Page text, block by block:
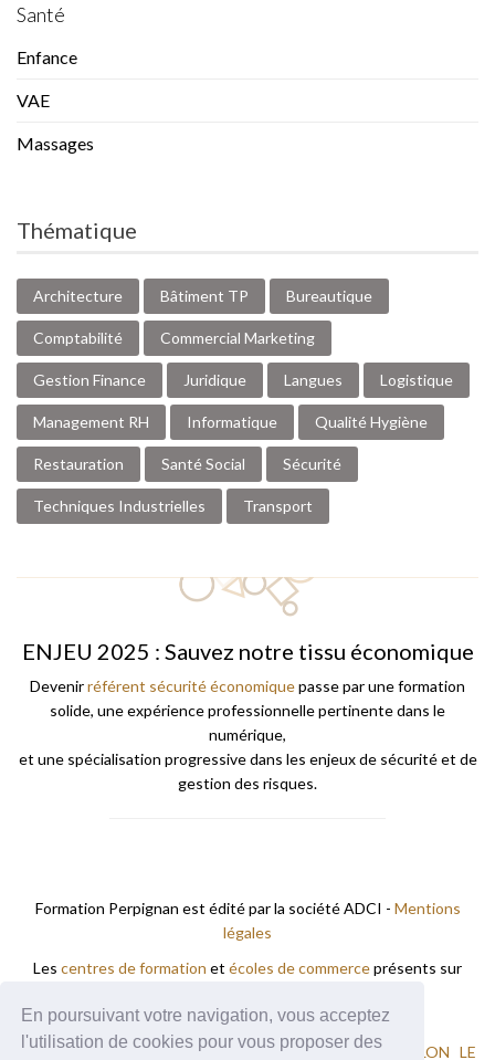
En poursuivant votre navigation, vous acceptez
l'utilisation de cookies pour vous proposer des
Santé
Enfance
VAE
Massages
Thématique
Architecture Bâtiment TP Bureautique
Comptabilité Commercial Marketing
Gestion Finance Juridique Langues Logistique
Management RH Informatique Qualité Hygiène
Restauration Santé Social Sécurité
Techniques Industrielles Transport
ENJEU 2025 : Sauvez notre tissu économique
Devenirréférent sécurité économiquepasse par une formation
solide, une expérience professionnelle pertinente dans le
numérique,
et une spécialisation progressive dans les enjeux de sécurité et de
gestion des risques.
Formation Perpignan est édité par la société ADCI - Mentions
légales
Les centres de formation et écoles de commerceprésents sur
Vous trouverez des formations à
ARGELES-SUR-MER CABESTANY CANET-EN-ROUSSILLON LE